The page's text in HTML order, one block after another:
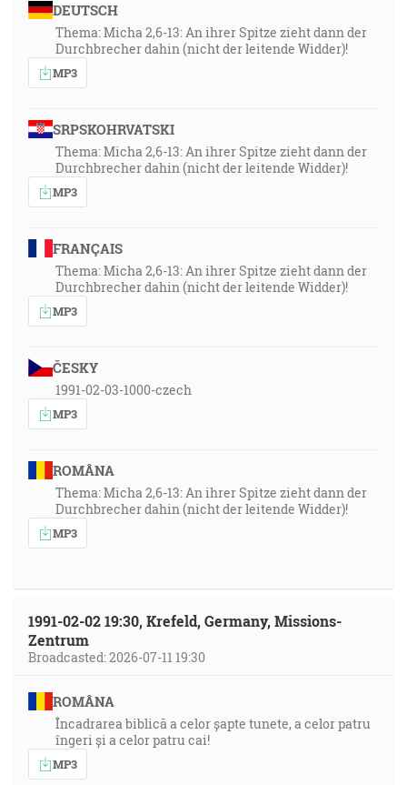
DEUTSCH
Thema: Micha 2,6-13: An ihrer Spitze zieht dann der
Durchbrecher dahin (nicht der leitende Widder)!
MP3
SRPSKOHRVATSKI
Thema: Micha 2,6-13: An ihrer Spitze zieht dann der
Durchbrecher dahin (nicht der leitende Widder)!
MP3
FRANÇAIS
Thema: Micha 2,6-13: An ihrer Spitze zieht dann der
Durchbrecher dahin (nicht der leitende Widder)!
MP3
ČESKY
1991-02-03-1000-czech
MP3
ROMÂNA
Thema: Micha 2,6-13: An ihrer Spitze zieht dann der
Durchbrecher dahin (nicht der leitende Widder)!
MP3
1991-02-02 19:30, Krefeld, Germany, Missions-
Zentrum
Broadcasted: 2026-07-11 19:30
ROMÂNA
Încadrarea biblică a celor șapte tunete, a celor patru
îngeri și a celor patru cai!
MP3